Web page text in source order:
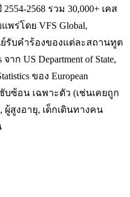
2554-2568 รวม 30,000+ เคส
พร่โดย VFS Global,
นย์รับคำร้องของแต่ละสถานทูต
าก US Department of State,
ของ European
บซ้อน เฉพาะตัว (เช่นเคยถูก
ผู้สูงอายุ, เด็กเดินทางคน